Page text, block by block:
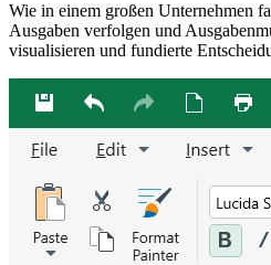
Wie in einem großen Unternehmen
Ausgaben verfolgen und
visualisieren und fundierte